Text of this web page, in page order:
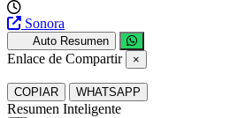
Sonora
Auto Resumen
Enlace de Compartir ×
COPIAR WHATSAPP
Resumen Inteligente